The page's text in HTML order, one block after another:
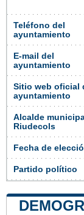
Teléfono del
ayuntamiento
E-mail del
ayuntamiento
Sitio web oficial
ayuntamiento
Alcalde
Riudecols
Fecha de
Partido político